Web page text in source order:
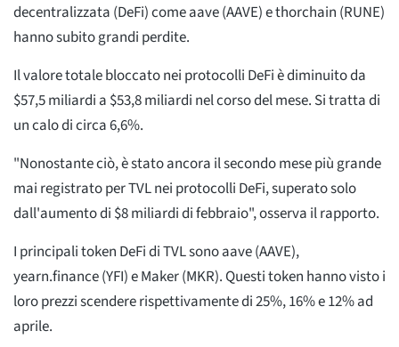
decentralizzata (DeFi) come aave (AAVE) e thorchain (RUNE)
hanno subito grandi perdite.
Il valore totale bloccato nei protocolli DeFi è diminuito da
$57,5 miliardi a $53,8 miliardi nel corso del mese. Si tratta di
un calo di circa 6,6%.
"Nonostante ciò, è stato ancora il secondo mese più grande
mai registrato per TVL nei protocolli DeFi, superato solo
dall'aumento di $8 miliardi di febbraio", osserva il rapporto.
I principali token DeFi di TVL sono aave (AAVE),
yearn.finance (YFI) e Maker (MKR). Questi token hanno visto i
loro prezzi scendere rispettivamente di 25%, 16% e 12% ad
aprile.